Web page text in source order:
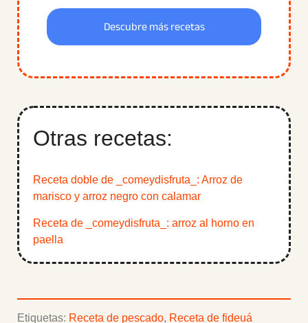
Descubre más recetas
Otras recetas:
Receta doble de _comeydisfruta_: Arroz de
marisco y arroz negro con calamar
Receta de _comeydisfruta_: arroz al horno en
paella
Etiquetas: Receta de pescado, Receta de fideuá